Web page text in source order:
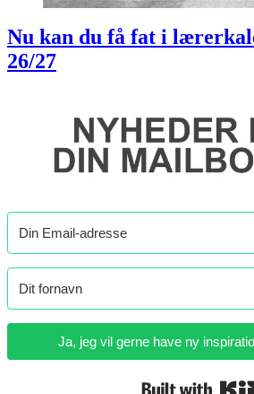
Nu kan du få fat i
26/27
Ja, jeg vil gerne have ny